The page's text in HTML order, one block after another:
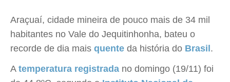
Araçuaí, cidade mineira de pouco mais de 34 mil
habitantes no Vale do Jequitinhonha, bateu o
recorde de dia mais quente da história do Brasil .
A temperatura registrada no domingo (19/11) foi